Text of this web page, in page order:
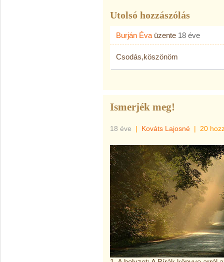
Utolsó hozzászólás
Burján Éva üzente 18 éve
Csodás,köszönöm
Ismerjék meg!
18 éve | Kováts Lajosné | 20